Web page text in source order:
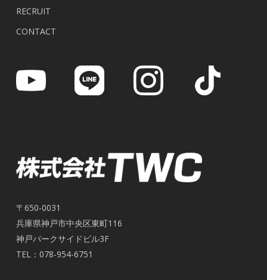
RECRUIT
CONTACT
〒650-0031
兵庫県神戸市中央区東町116
神戸パークサイドビル3F
TEL：078-954-6751